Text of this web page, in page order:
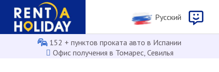
Русcкий
152 + пунктов проката авто в Испании
Офис получения в Томарес, Севилья